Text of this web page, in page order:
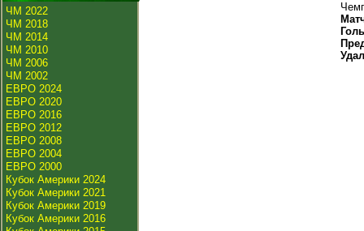
ЧМ 2022
ЧМ 2018
ЧМ 2014
ЧМ 2010
ЧМ 2006
ЧМ 2002
ЕВРО 2024
ЕВРО 2020
ЕВРО 2016
ЕВРО 2012
ЕВРО 2008
ЕВРО 2004
ЕВРО 2000
Кубок Америки 2024
Кубок Америки 2021
Кубок Америки 2019
Кубок Америки 2016